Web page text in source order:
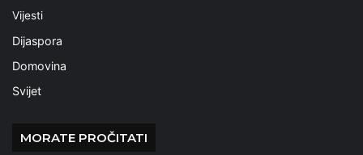
Vijesti
Dijaspora
Domovina
Svijet
MORATE PROČITATI